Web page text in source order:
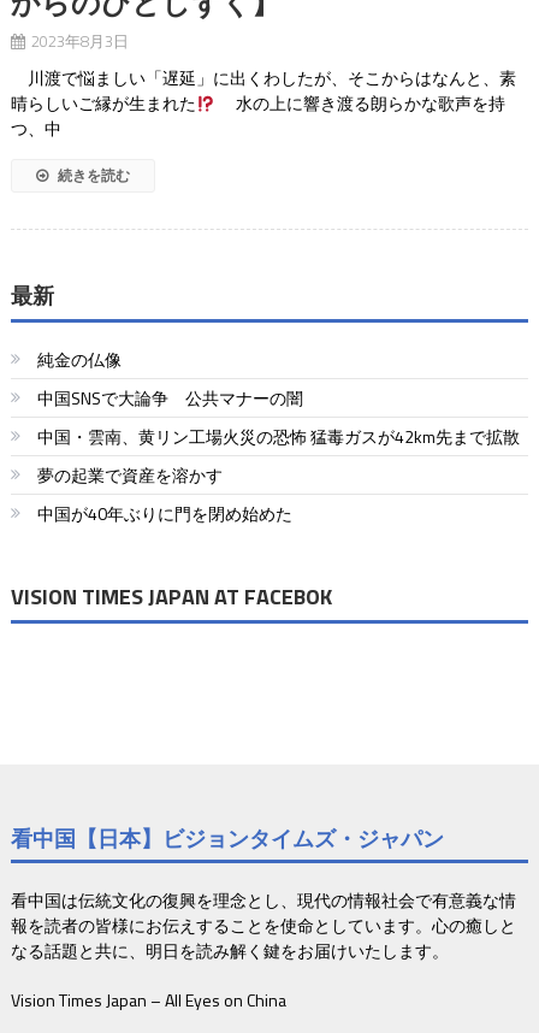
2023年8月3日
川渡で悩ましい「遅延」に出くわしたが、そこからはなんと、素
晴らしいご縁が生まれた
水の上に響き渡る朗らかな歌声を持
つ、中
続きを読む
最新
純金の仏像
中国SNSで大論争 公共マナーの闇
中国・雲南、黄リン工場火災の恐怖 猛毒ガスが42km先まで拡散
夢の起業で資産を溶かす
中国が40年ぶりに門を閉め始めた
VISION TIMES JAPAN AT FACEBOK
看中国【日本】ビジョンタイムズ・ジャパン
看中国は伝統文化の復興を理念とし、現代の情報社会で有意義な情
報を読者の皆様にお伝えすることを使命としています。心の癒しと
なる話題と共に、明日を読み解く鍵をお届けいたします。
Vision Times Japan – All Eyes on China